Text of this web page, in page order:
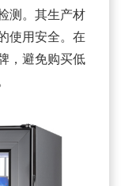
测。其生产材
使用安全。在
，避免购买低